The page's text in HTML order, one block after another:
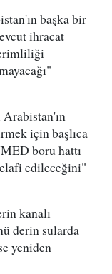
başka bir
ihracat
Arabistan'ın
için başlıca
boru hattı
edileceğini"
kanalı
derin sularda
yeniden